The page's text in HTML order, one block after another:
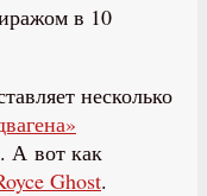
в 10
несколько
А вот как
Ghost.